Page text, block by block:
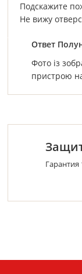
Подскажите
Не вижу
Ответ
Фото із
пристрою
Гарантия